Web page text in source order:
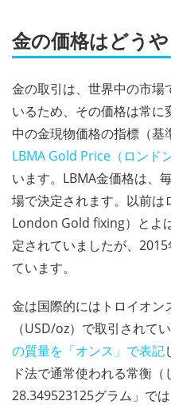
金の価格はどう
金の取引は、世界中の市場
いるため、その価格は常
中の金現物価格の指標（
LBMA Gold Price（ロンド
います。LBMA金価格は、
場で決定されます。以前
London Gold fixing）とよ
定されていましたが、
ています。
金は国際的にはトロイオン
（USD/oz）で取引されて
の質量を「オンス」で表記
ド法で通常使われる常衡
28.349523125グラム」で